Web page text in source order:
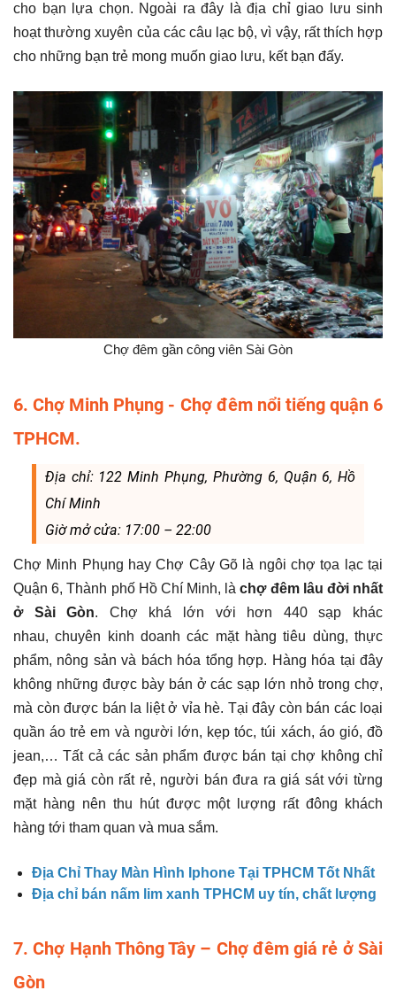
cho bạn lựa chọn. Ngoài ra đây là địa chỉ giao lưu sinh
hoạt thường xuyên của các câu lạc bộ, vì vậy, rất thích hợp
cho những bạn trẻ mong muốn giao lưu, kết bạn đấy.
Chợ đêm gần công viên Sài Gòn
6. Chợ Minh Phụng - Chợ đêm nổi tiếng quận 6
TPHCM.
Địa chỉ: 122 Minh Phụng, Phường 6, Quận 6, Hồ
Chí Minh
Giờ mở cửa: 17:00 – 22:00
Chợ Minh Phụng hay Chợ Cây Gõ là ngôi chợ tọa lạc tại
Quận 6, Thành phố Hồ Chí Minh, làchợ đêm lâu đời nhất
ở Sài Gòn. Chợ khá lớn với hơn 440 sạp khác
nhau, chuyên kinh doanh các mặt hàng tiêu dùng, thực
phẩm, nông sản và bách hóa tổng hợp. Hàng hóa tại đây
không những được bày bán ở các sạp lớn nhỏ trong chợ,
mà còn được bán la liệt ở vỉa hè. Tại đây còn bán các loại
quần áo trẻ em và người lớn, kẹp tóc, túi xách, áo gió, đồ
jean,… Tất cả các sản phẩm được bán tại chợ không chỉ
đẹp mà giá còn rất rẻ, người bán đưa ra giá sát với từng
mặt hàng nên thu hút được một lượng rất đông khách
hàng tới tham quan và mua sắm.
Địa Chỉ Thay Màn Hình Iphone Tại TPHCM Tốt Nhất
Địa chỉ bán nấm lim xanh TPHCM uy tín, chất lượng
7. Chợ Hạnh Thông Tây – Chợ đêm giá rẻ ở Sài
Gòn